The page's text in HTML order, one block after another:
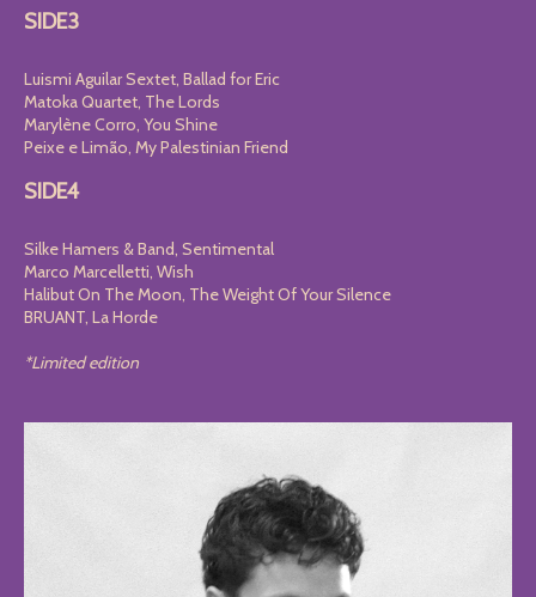
SIDE3
Luismi Aguilar Sextet, Ballad for Eric
Matoka Quartet, The Lords
Marylène Corro, You Shine
Peixe e Limão, My Palestinian Friend
SIDE4
Silke Hamers & Band, Sentimental
Marco Marcelletti, Wish
Halibut On The Moon, The Weight Of Your Silence
BRUANT, La Horde
*Limited edition